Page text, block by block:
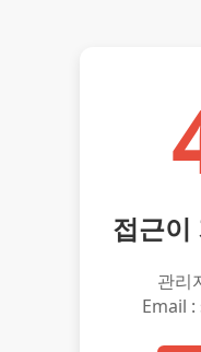
접근이
관리
Email